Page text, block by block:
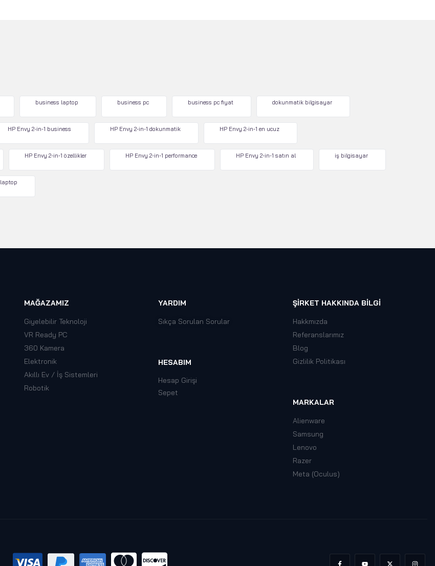
business laptop business pc business pc fiyat dokunmatik bilgisayar
HP Envy 2-in-1 business HP Envy 2-in-1 dokunmatik HP Envy 2-in-1 en ucuz
HP Envy 2-in-1 özellikler HP Envy 2-in-1 performance HP Envy 2-in-1 satın al iş bilgisayar
laptop
MAĞAZAMIZ
Giyelebilir Teknoloji
VR Ready PC
360 Kamera
Elektronik
Akıllı Ev / İş Sistemleri
Robotik
YARDIM
Sıkça Sorulan Sorular
HESABIM
Hesap Girişi
Sepet
ŞIRKET HAKKINDA BILGI
Hakkmızda
Referanslarımız
Blog
Gizlilik Politikası
MARKALAR
Alienware
Samsung
Lenovo
Razer
Meta (Oculus)